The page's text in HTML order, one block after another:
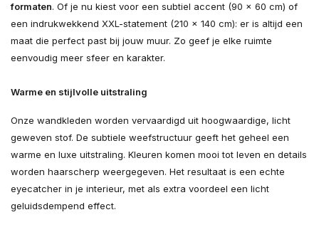
formaten. Of je nu kiest voor een subtiel accent (90 × 60 cm) of
een indrukwekkend XXL-statement (210 × 140 cm): er is altijd een
maat die perfect past bij jouw muur. Zo geef je elke ruimte
eenvoudig meer sfeer en karakter.
Warme en stijlvolle uitstraling
Onze wandkleden worden vervaardigd uit hoogwaardige, licht
geweven stof. De subtiele weefstructuur geeft het geheel een
warme en luxe uitstraling. Kleuren komen mooi tot leven en details
worden haarscherp weergegeven. Het resultaat is een echte
eyecatcher in je interieur, met als extra voordeel een licht
geluidsdempend effect.